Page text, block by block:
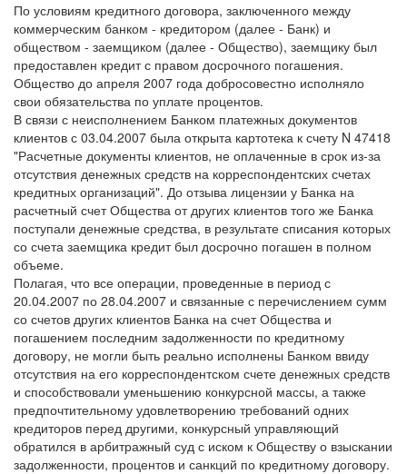
По условиям кредитного договора, заключенного между
коммерческим банком - кредитором (далее - Банк) и
обществом - заемщиком (далее - Общество), заемщику был
предоставлен кредит с правом досрочного погашения.
Общество до апреля 2007 года добросовестно исполняло
свои обязательства по уплате процентов.
В связи с неисполнением Банком платежных документов
клиентов с 03.04.2007 была открыта картотека к счету N 47418
"Расчетные документы клиентов, не оплаченные в срок из-за
отсутствия денежных средств на корреспондентских счетах
кредитных организаций". До отзыва лицензии у Банка на
расчетный счет Общества от других клиентов того же Банка
поступали денежные средства, в результате списания которых
со счета заемщика кредит был досрочно погашен в полном
объеме.
Полагая, что все операции, проведенные в период с
20.04.2007 по 28.04.2007 и связанные с перечислением сумм
со счетов других клиентов Банка на счет Общества и
погашением последним задолженности по кредитному
договору, не могли быть реально исполнены Банком ввиду
отсутствия на его корреспондентском счете денежных средств
и способствовали уменьшению конкурсной массы, а также
предпочтительному удовлетворению требований одних
кредиторов перед другими, конкурсный управляющий
обратился в арбитражный суд с иском к Обществу о взыскании
задолженности, процентов и санкций по кредитному договору.